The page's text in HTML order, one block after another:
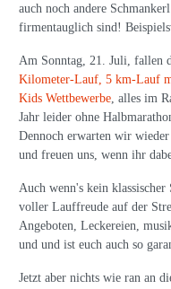
auch noch andere
firmentauglich sind!
Am Sonntag, 21. Juli, fallen
Kilometer-Lauf, 5 km-Lauf
Kids Wettbewerbe , alles im
Jahr leider ohne
Dennoch erwarten wir
und freuen uns, wenn ihr
Auch wenn's kein
voller Lauffreude auf der
Angeboten, Leckereien,
und und ist euch auch so
Jetzt aber nichts wie ran an